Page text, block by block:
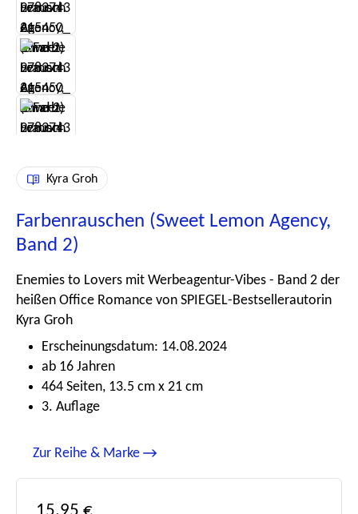
Kyra Groh
Farbenrauschen (Sweet Lemon Agency,
Band 2)
Enemies to Lovers mit Werbeagentur-Vibes - Band 2 der
heißen Office Romance von SPIEGEL-Bestsellerautorin
Kyra Groh
Erscheinungsdatum: 14.08.2024
ab 16 Jahren
464 Seiten, 13.5 cm x 21 cm
3. Auflage
Zur Reihe & Marke
Regulärer Preis: